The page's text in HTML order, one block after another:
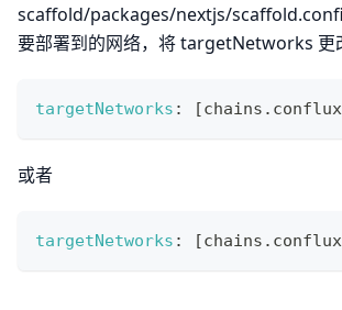
scaffold/packages/nextjs/
要部署到的网络，将 targetNetworks 更
targetNetworks : [chains .
或者
targetNetworks : [chains .